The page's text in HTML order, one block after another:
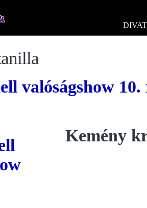
DIVAT
valóságshow
Kemény